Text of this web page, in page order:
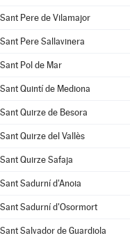
Sant Pere de Vilamajor
Sant Pere Sallavinera
Sant Pol de Mar
Sant Quintí de Mediona
Sant Quirze de Besora
Sant Quirze del Vallès
Sant Quirze Safaja
Sant Sadurní d'Anoia
Sant Sadurní d'Osormort
Sant Salvador de Guardiola